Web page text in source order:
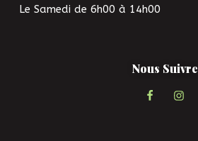
Le Samedi de 6h00 à 14h00
Nous Suivre